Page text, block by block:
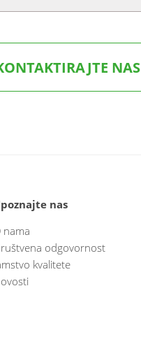
NAS
nas
nama
odgovornost
kvalitete